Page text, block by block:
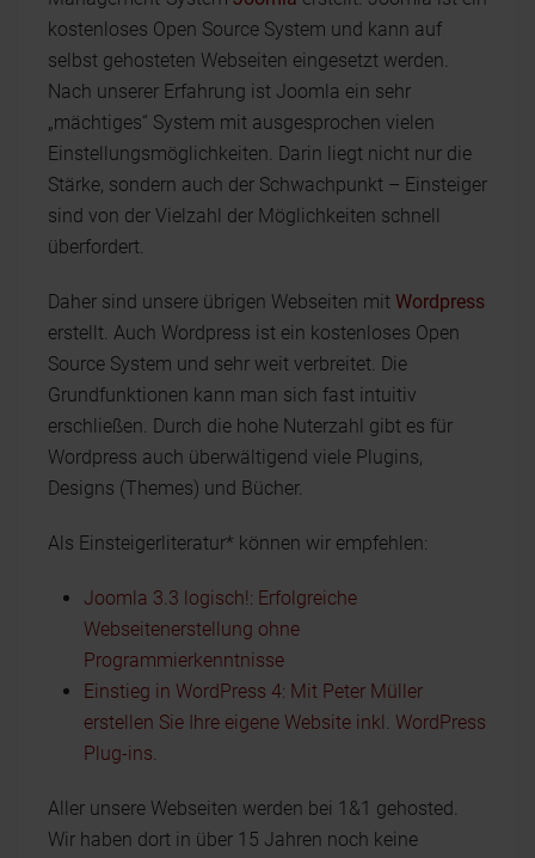
kostenloses Open Source System und kann auf
selbst gehosteten Webseiten eingesetzt werden.
Nach unserer Erfahrung ist Joomla ein sehr
„mächtiges“ System mit ausgesprochen vielen
Einstellungsmöglichkeiten. Darin liegt nicht nur die
Stärke, sondern auch der Schwachpunkt – Einsteiger
sind von der Vielzahl der Möglichkeiten schnell
überfordert.
Daher sind unsere übrigen Webseiten mit Wordpress
erstellt. Auch Wordpress ist ein kostenloses Open
Source System und sehr weit verbreitet. Die
Grundfunktionen kann man sich fast intuitiv
erschließen. Durch die hohe Nuterzahl gibt es für
Wordpress auch überwältigend viele Plugins,
Designs (Themes) und Bücher.
Als Einsteigerliteratur* können wir empfehlen:
Joomla 3.3 logisch!: Erfolgreiche
Webseitenerstellung ohne
Programmierkenntnisse
Einstieg in WordPress 4: Mit Peter Müller
erstellen Sie Ihre eigene Website inkl. WordPress
Plug-ins.
Aller unsere Webseiten werden bei 1&1 gehosted.
Wir haben dort in über 15 Jahren noch keine